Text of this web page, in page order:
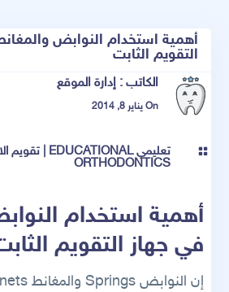
أهمية استخدام النوابض
التقويم الثابت
الكاتب :إدارة الموقع
On يناير 8, 2014
 تعليمي EDUCATIONAL |تقويم
ORTHODONTICS
أهمية استخدام
في جهاز التقويم